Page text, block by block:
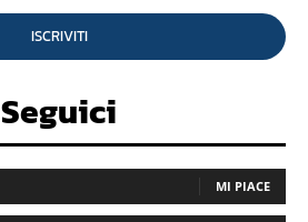
ISCRIVITI
Seguici
MI PIACE